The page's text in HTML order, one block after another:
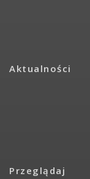
Aktualności
Przeglądaj